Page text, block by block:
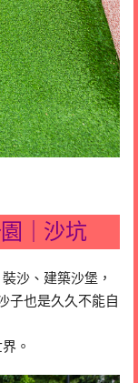
｜沙坑
沙、建築沙堡，
子也是久久不能自
。